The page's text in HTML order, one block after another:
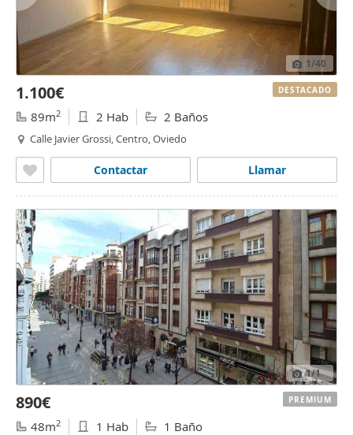
1/40
1.100€
89m2 2 Hab 2 Baños
Calle Javier Grossi, Centro, Oviedo
Llamar
Contactar
DESTACADO
1/1
890€
48m2 1 Hab 1 Baño
PREMIUM